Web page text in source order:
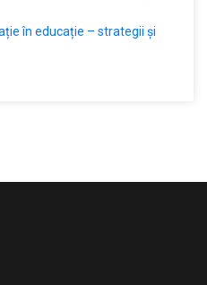
în educație – strategii și